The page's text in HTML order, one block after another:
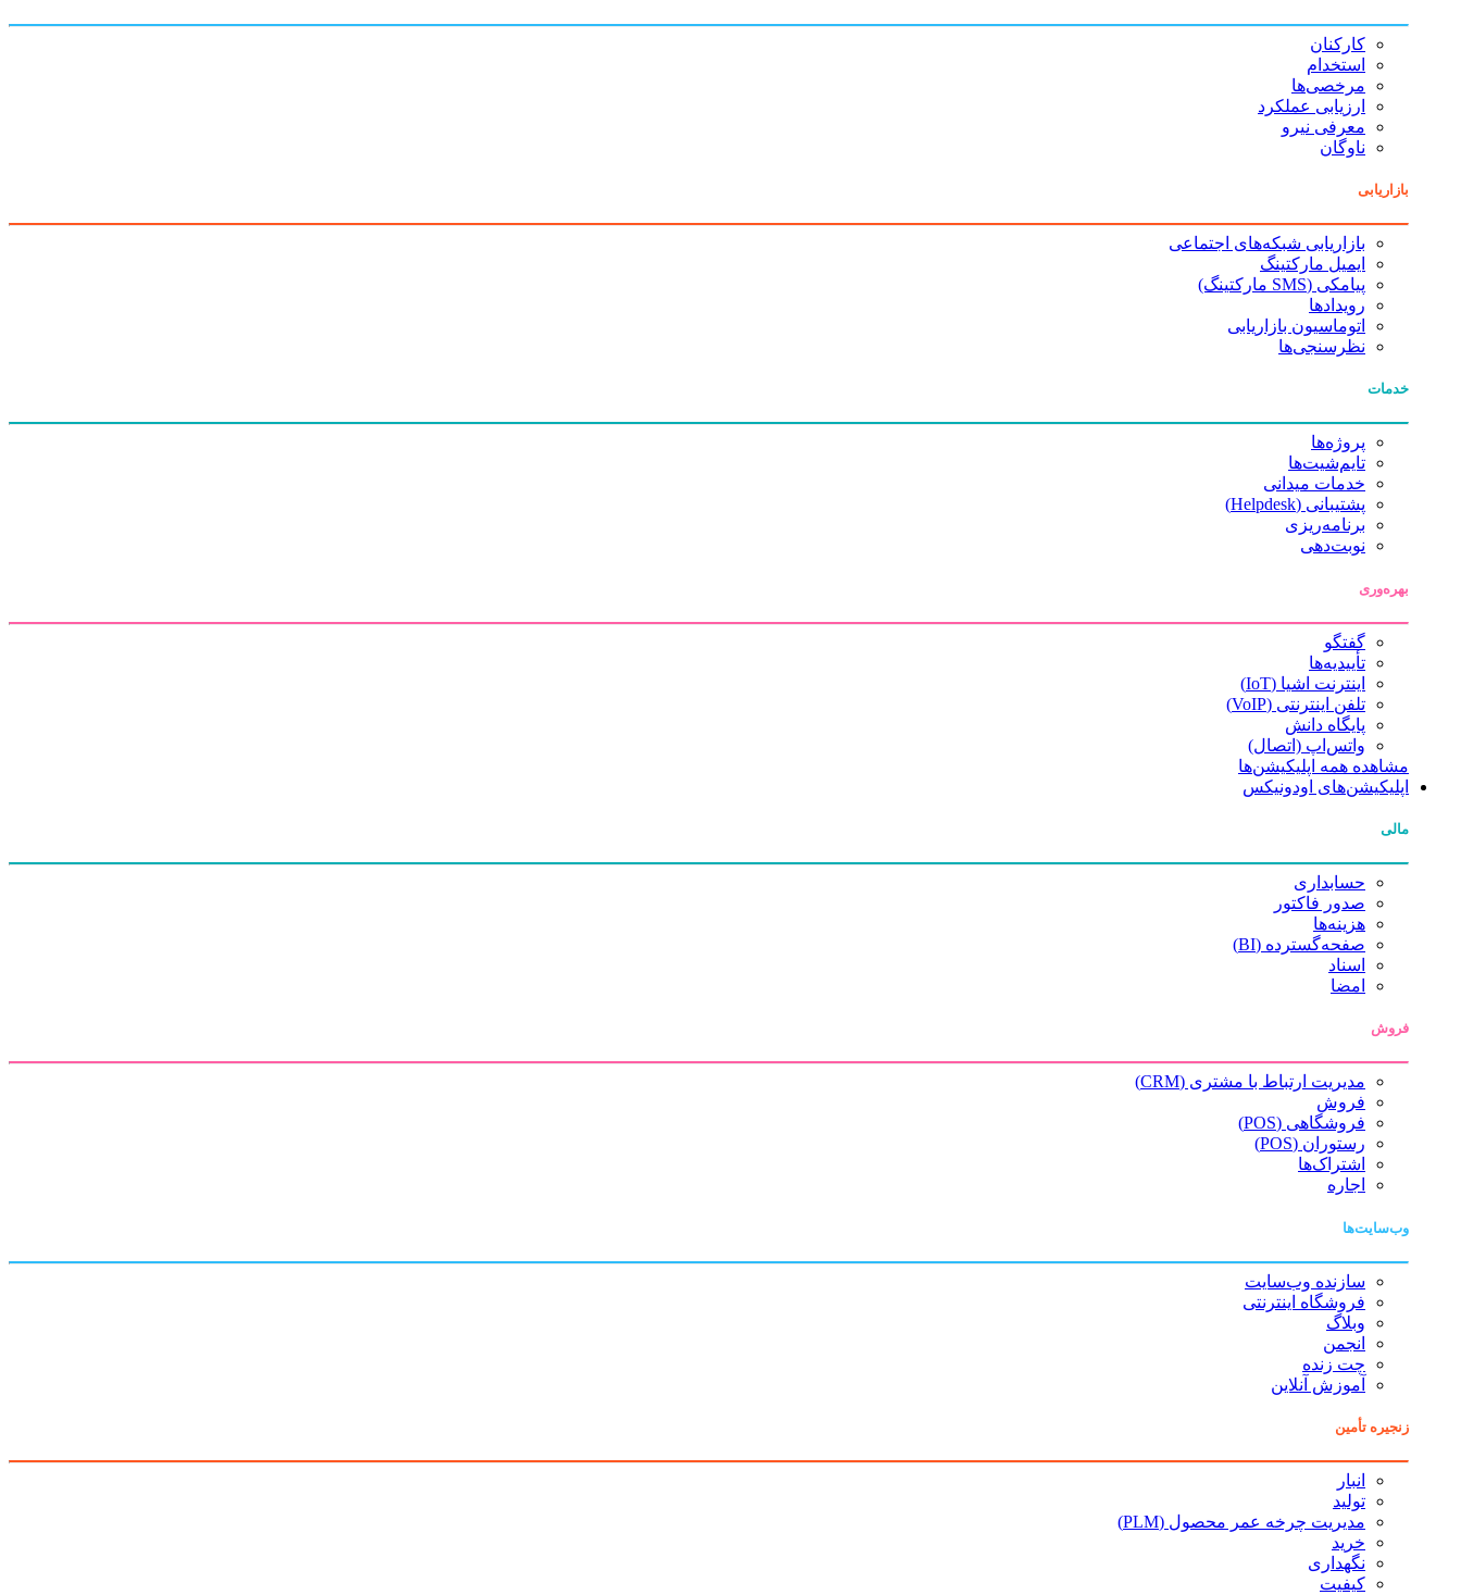
کارکنان
استخدام
مرخصی‌ها
ارزیابی عملکرد
معرفی نیرو
ناوگان
بازاریابی
بازاریابی شبکه‌های اجتماعی
ایمیل مارکتینگ
پیامکی (SMS مارکتینگ)
رویدادها
اتوماسیون بازاریابی
نظرسنجی‌ها
خدمات
پروژه‌ها
تایم‌شیت‌ها
خدمات میدانی
پشتیبانی (Helpdesk)
برنامه‌ریزی
نوبت‌دهی
بهره‌وری
گفتگو
تأییدیه‌ها
اینترنت اشیا (IoT)
تلفن اینترنتی (VoIP)
پایگاه دانش
واتس‌اپ (اتصال)
مشاهده همه اپلیکیشن‌ها
اپلیکیشن‌های اودونیکس
مالی
حسابداری
صدور فاکتور
هزینه‌ها
صفحه‌گسترده (BI)
اسناد
امضا
فروش
مدیریت ارتباط با مشتری (CRM)
فروش
فروشگاهی (POS)
رستوران (POS)
اشتراک‌ها
اجاره
وب‌سایت‌ها
سازنده وب‌سایت
فروشگاه اینترنتی
وبلاگ
انجمن
چت زنده
آموزش آنلاین
زنجیره تأمین
انبار
تولید
مدیریت چرخه عمر محصول (PLM)
خرید
نگهداری
کیفیت